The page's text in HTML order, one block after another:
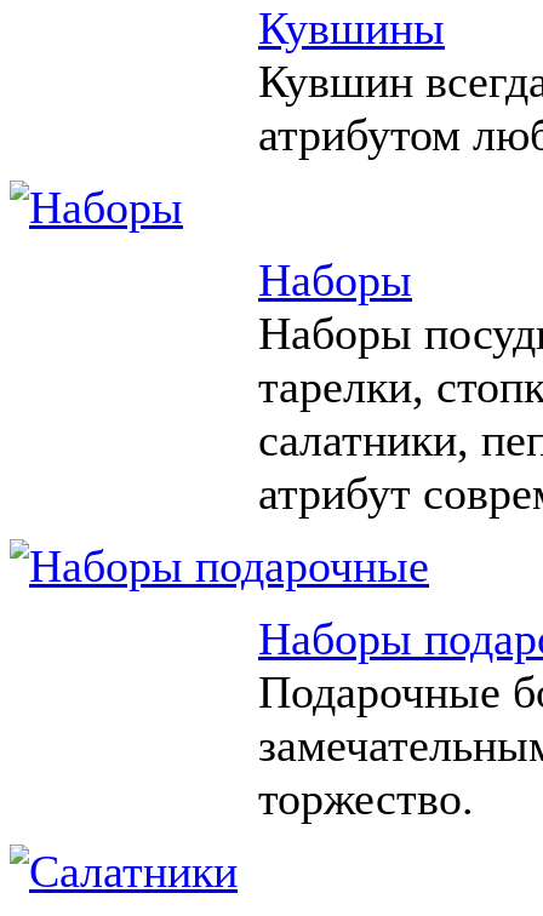
Кувшины
Кувшин
атрибутом
Наборы
Наборы
тарелки,
салатники,
атрибут
Наборы
Подарочные
торжество.